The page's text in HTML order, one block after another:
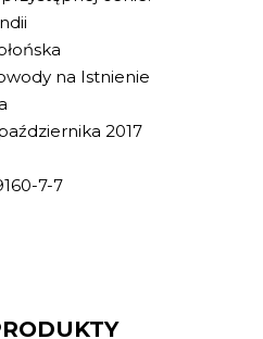
na Istnienie
2017
7-7